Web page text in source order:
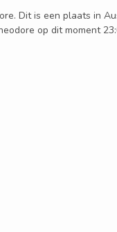
Dit is een plaats in
op dit moment